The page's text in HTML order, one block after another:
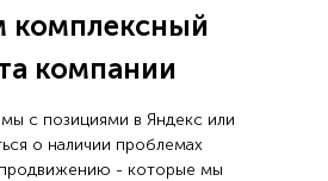
комплексный
компании
с позициями в Яндекс или
о наличии проблемах
- которые мы